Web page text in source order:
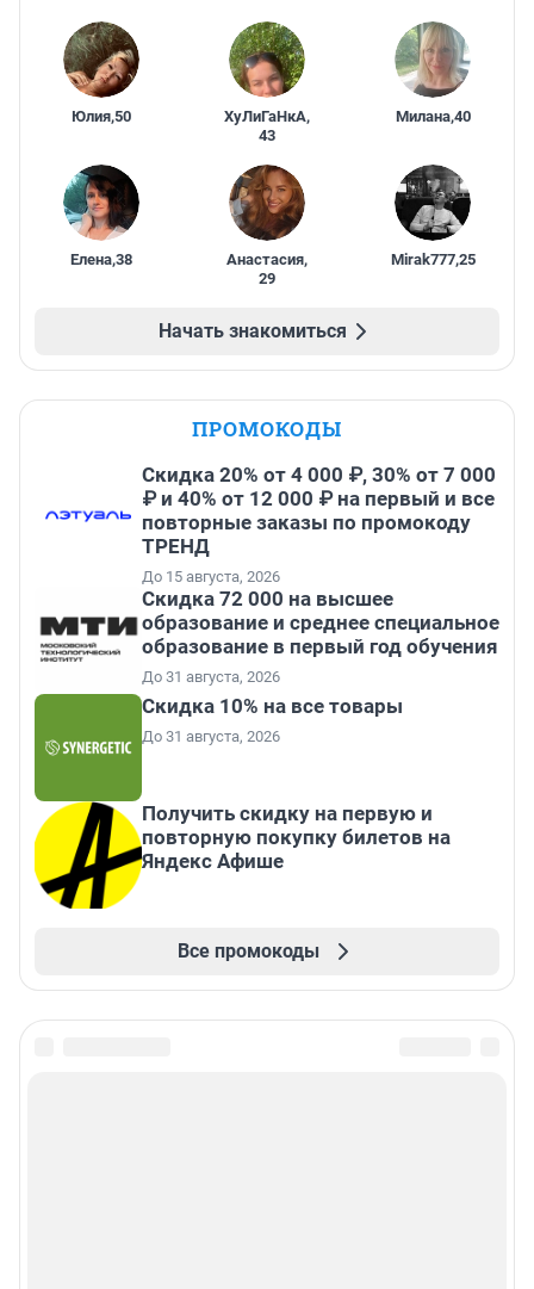
Юлия,50 ХуЛиГаНкА,
43
Милана,40
Елена,38 Анастасия,
29
Mirak777,25
Начать знакомиться
ПРОМОКОДЫ
Скидка 20% от 4 000 ₽, 30% от 7 000
₽ и 40% от 12 000 ₽ на первый и все
повторные заказы по промокоду
ТРЕНД
До 15 августа, 2026
Скидка 72 000 на высшее
образование и среднее специальное
образование в первый год обучения
До 31 августа, 2026
Скидка 10% на все товары
До 31 августа, 2026
Получить скидку на первую и
повторную покупку билетов на
Яндекс Афише
Все промокоды